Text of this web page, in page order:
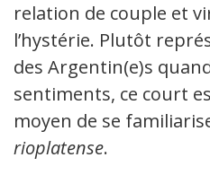
relation de couple et
l’hystérie. Plutôt
des Argentin(e)s
sentiments, ce court
moyen de se
rioplatense.